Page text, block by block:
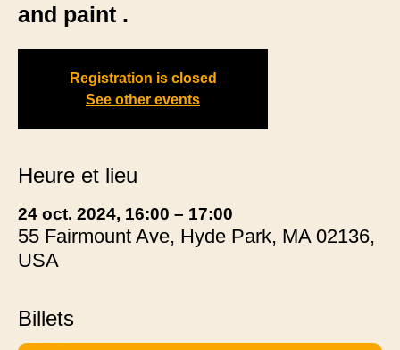
and paint .
Registration is closed
See other events
Heure et lieu
24 oct. 2024, 16:00 – 17:00
55 Fairmount Ave, Hyde Park, MA 02136,
USA
Billets